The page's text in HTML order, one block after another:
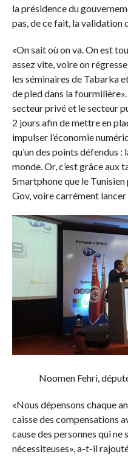
la présidence du
pas, de ce fait, la validation
«On sait où on va. On est
assez vite, voire on
les séminaires de Tabarka
de pied dans la
secteur privé et le secteur
2 jours afin de mettre en
impulser l’économie
qu’un des points défendus
monde. Or, c’est grâce
Smartphone que le
Gov, voire carrément
Noomen Fehri,
«Nous dépensons chaque
caisse des compensations
cause des personnes qui ne
nécessiteuses», a-t-il